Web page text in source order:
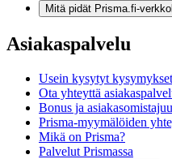
Mitä pidät Prisma.fi-
Asiakaspalvelu
Usein kysytyt kysymykset
Ota yhteyttä
Bonus ja
Prisma-myymälöiden
Mikä on Prisma?
Palvelut Prismassa